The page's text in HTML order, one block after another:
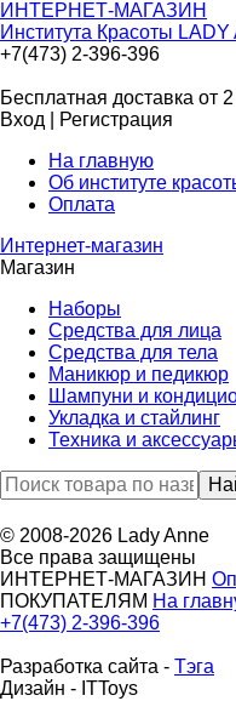
ИНТЕРНЕТ-МАГАЗИН
Института Красоты LADY
+7(473) 2-396-396
Бесплатная доставка от
Вход
Регистрация
На главную
Об институте
Оплата
Интернет-магазин
Магазин
Наборы
Средства для лица
Средства для тела
Маникюр и педикюр
Шампуни и
Укладка и стайлинг
Техника и
© 2008-2026 Lady Anne
Все права защищены
ИНТЕРНЕТ-МАГАЗИН
ПОКУПАТЕЛЯМ На
+7(473) 2-396-396
Разработка сайта - Тэга
Дизайн - ITToys